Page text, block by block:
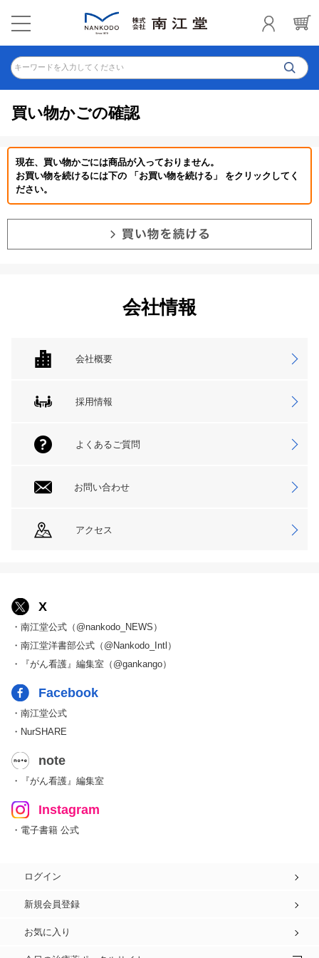
キーワードを入力してください
買い物かごの確認
現在、買い物かごには商品が入っておりません。
お買い物を続けるには下の 「お買い物を続ける」 をクリックしてく
ださい。
会社情報
会社概要
採用情報
よくあるご質問
お問い合わせ
アクセス
X
・南江堂公式（@nankodo_NEWS）
・南江堂洋書部公式（@Nankodo_Intl）
・『がん看護』編集室（@gankango）
Facebook
・南江堂公式
・NurSHARE
note
・『がん看護』編集室
Instagram
・電子書籍 公式
ログイン
新規会員登録
お気に入り